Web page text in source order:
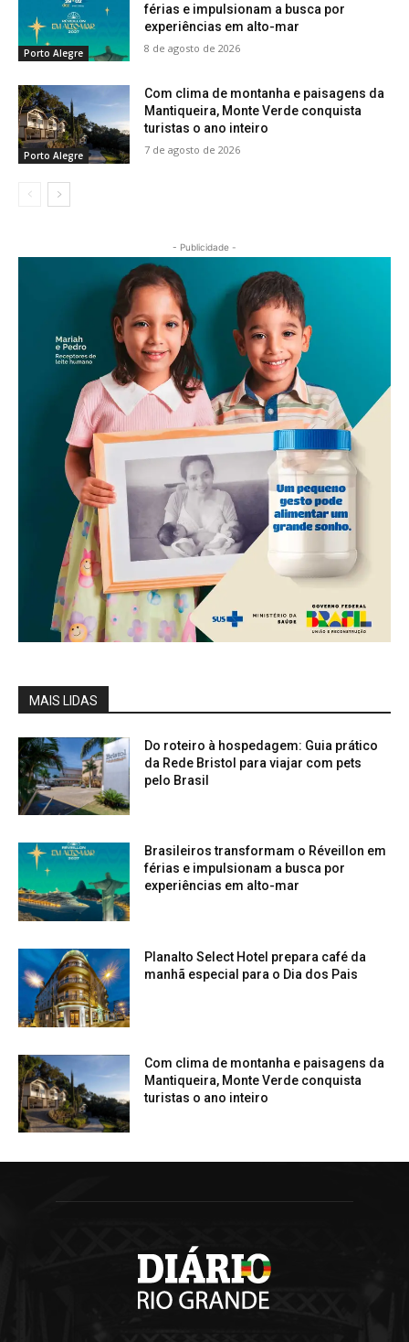
Porto Alegre
férias e impulsionam a busca por
experiências em alto-mar
8 de agosto de 2026
Porto Alegre
Com clima de montanha e paisagens da
Mantiqueira, Monte Verde conquista
turistas o ano inteiro
7 de agosto de 2026
- Publicidade -
MAIS LIDAS
Do roteiro à hospedagem: Guia prático
da Rede Bristol para viajar com pets
pelo Brasil
Brasileiros transformam o Réveillon em
férias e impulsionam a busca por
experiências em alto-mar
Planalto Select Hotel prepara café da
manhã especial para o Dia dos Pais
Com clima de montanha e paisagens da
Mantiqueira, Monte Verde conquista
turistas o ano inteiro